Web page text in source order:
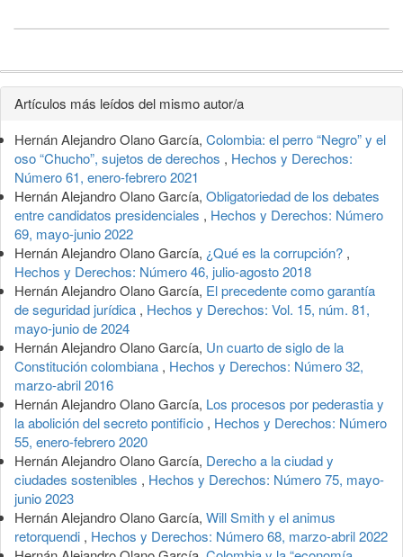
Detalles
del
artículo
Artículos más leídos del mismo autor/a
Hernán Alejandro Olano García, Colombia: el perro “Negro” y el
oso “Chucho”, sujetos de derechos , Hechos y Derechos:
Número 61, enero-febrero 2021
Hernán Alejandro Olano García, Obligatoriedad de los debates
entre candidatos presidenciales , Hechos y Derechos: Número
69, mayo-junio 2022
Hernán Alejandro Olano García, ¿Qué es la corrupción? ,
Hechos y Derechos: Número 46, julio-agosto 2018
Hernán Alejandro Olano García, El precedente como garantía
de seguridad jurídica , Hechos y Derechos: Vol. 15, núm. 81,
mayo-junio de 2024
Hernán Alejandro Olano García, Un cuarto de siglo de la
Constitución colombiana , Hechos y Derechos: Número 32,
marzo-abril 2016
Hernán Alejandro Olano García, Los procesos por pederastia y
la abolición del secreto pontificio , Hechos y Derechos: Número
55, enero-febrero 2020
Hernán Alejandro Olano García, Derecho a la ciudad y
ciudades sostenibles , Hechos y Derechos: Número 75, mayo-
junio 2023
Hernán Alejandro Olano García, Will Smith y el animus
retorquendi , Hechos y Derechos: Número 68, marzo-abril 2022